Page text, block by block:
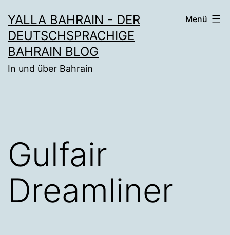
Inhalt
springen
YALLA BAHRAIN - DER
DEUTSCHSPRACHIGE
BAHRAIN BLOG
In und über Bahrain
Menü
Gulfair
Dreamliner